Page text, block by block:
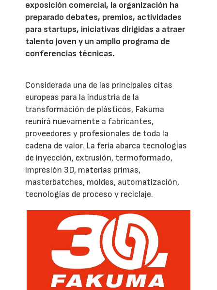
exposición comercial, la organización ha
preparado debates, premios, actividades
para startups, iniciativas dirigidas a atraer
talento joven y un amplio programa de
conferencias técnicas.
Considerada una de las principales citas
europeas para la industria de la
transformación de plásticos, Fakuma
reunirá nuevamente a fabricantes,
proveedores y profesionales de toda la
cadena de valor. La feria abarca tecnologías
de inyección, extrusión, termoformado,
impresión 3D, materias primas,
masterbatches, moldes, automatización,
tecnologías de proceso y reciclaje.